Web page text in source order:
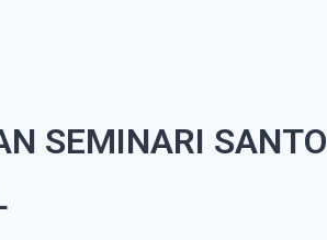
SEMINARI SANTO